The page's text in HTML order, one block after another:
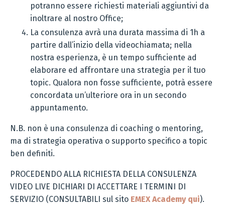
potranno essere richiesti materiali aggiuntivi da
inoltrare al nostro Office;
La consulenza avrà una durata massima di 1h a
partire dall’inizio della videochiamata; nella
nostra esperienza, è un tempo sufficiente ad
elaborare ed affrontare una strategia per il tuo
topic. Qualora non fosse sufficiente, potrà essere
concordata un’ulteriore ora in un secondo
appuntamento.
N.B. non è una consulenza di coaching o mentoring,
ma di strategia operativa o supporto specifico a topic
ben definiti.
PROCEDENDO ALLA RICHIESTA DELLA CONSULENZA
VIDEO LIVE DICHIARI DI ACCETTARE I TERMINI DI
SERVIZIO (CONSULTABILI sul sito EMEX Academy qui).